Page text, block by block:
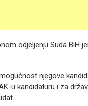
odjeljenju Suda BiH
njegove
u kandidaturu i za